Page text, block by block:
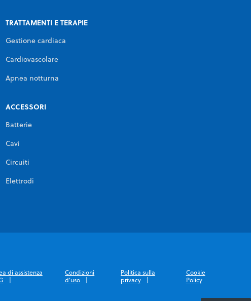
TRATTAMENTI E TERAPIE
Gestione cardiaca
Cardiovascolare
Apnea notturna
ACCESSORI
Batterie
Cavi
Circuiti
Elettrodi
di assistenza
Condizioni
d'uso
Politica sulla
privacy
Cookie
Policy